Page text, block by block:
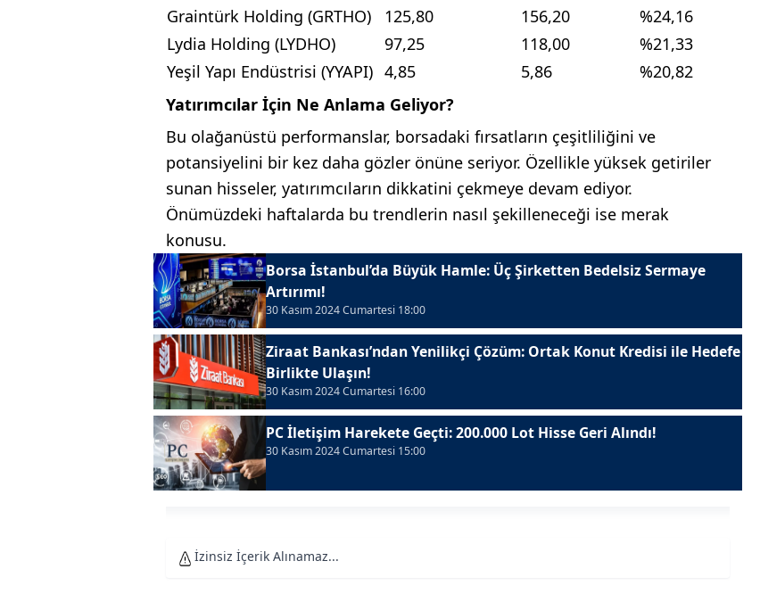
Graintürk Holding (GRTHO)
125,80 156,20
%24,16
Lydia Holding (LYDHO)
97,25 118,00
%21,33
Yeşil Yapı Endüstrisi (YYAPI) 4,85 5,86
%20,82
Yatırımcılar İçin Ne Anlama Geliyor?
Bu olağanüstü performanslar, borsadaki fırsatların çeşitliliğini ve
potansiyelini bir kez daha gözler önüne seriyor. Özellikle yüksek getiriler
sunan hisseler, yatırımcıların dikkatini çekmeye devam ediyor.
Önümüzdeki haftalarda bu trendlerin nasıl şekilleneceği ise merak
konusu.
Borsa İstanbul’da Büyük Hamle: Üç Şirketten Bedelsiz Sermaye
Artırımı!
30 Kasım 2024 Cumartesi 18:00
Ziraat Bankası’ndan Yenilikçi Çözüm: Ortak Konut Kredisi ile Hedefe
Birlikte Ulaşın!
30 Kasım 2024 Cumartesi 16:00
PC İletişim Harekete Geçti: 200.000 Lot Hisse Geri Alındı!
30 Kasım 2024 Cumartesi 15:00
İzinsiz İçerik Alınamaz...